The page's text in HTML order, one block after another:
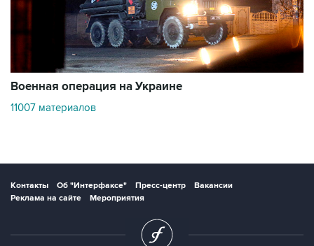
Военная операция на Украине
11007 материалов
Контакты Об "Интерфаксе" Пресс-центр
Вакансии
Реклама на сайте
Мероприятия